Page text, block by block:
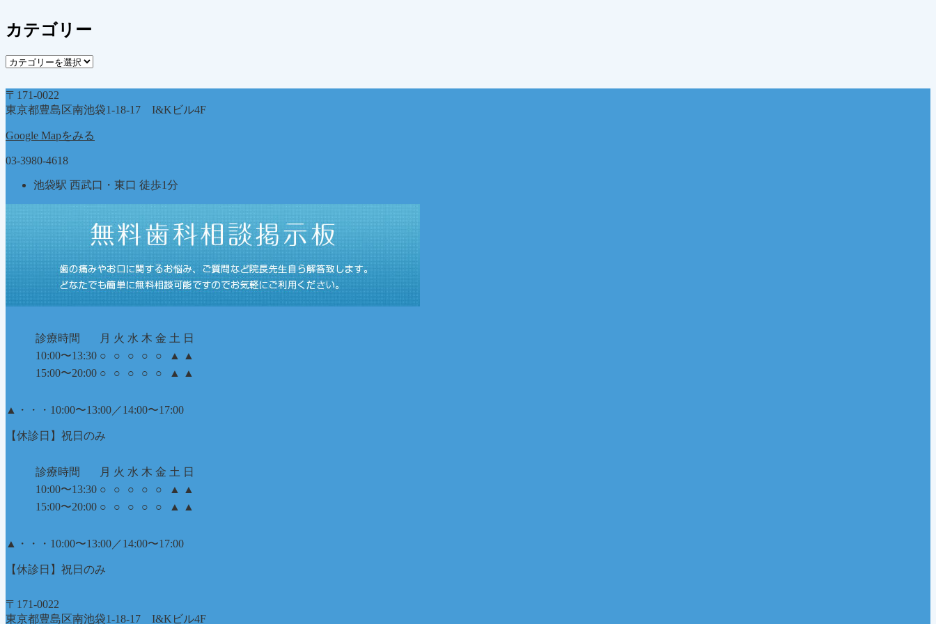
カ
イ
カテゴリー
カ
ゴ
リ
〒171-0022
東京都豊島区南池袋1-18-17 I&Kビル4F
Google Mapをみる
03-3980-4618
池袋駅 西武口・東口 徒歩1分
診療時間 月 火 水 木 金 土 日
10:00〜13:30 ○ ○ ○ ○ ○ ▲
▲
15:00〜20:00 ○ ○ ○ ○ ○ ▲ ▲
▲ ・・・10:00〜13:00／14:00〜17:00
【休診日】祝日のみ
診療時間 月 火 水 木 金 土 日
10:00〜13:30 ○ ○ ○ ○ ○ ▲
▲
15:00〜20:00 ○ ○ ○ ○ ○ ▲ ▲
▲ ・・・10:00〜13:00／14:00〜17:00
【休診日】祝日のみ
〒171-0022
東京都豊島区南池袋1-18-17 I&Kビル4F